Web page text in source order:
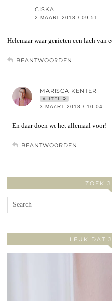
CISKA
2 MAART 2018 / 09:51
Helemaar waar genieten een lach van
BEANTWOORDEN
MARISCA KENTER
AUTEUR
3 MAART 2018 / 10:04
En daar doen we het allemaal voor!
BEANTWOORDEN
ZOEK
LEUK DAT